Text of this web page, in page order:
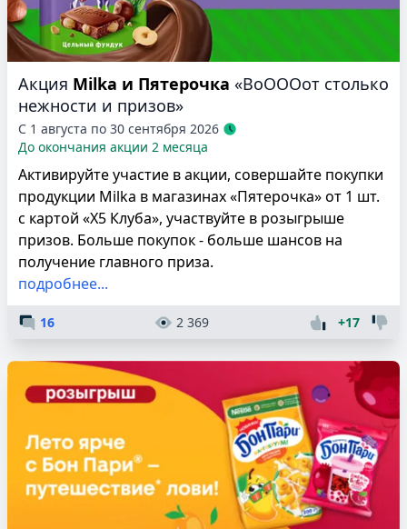
Акция Milka и Пятерочка «ВоОООот столько
нежности и призов»
С 1 августа по 30 сентября 2026
До окончания акции 2 месяца
Активируйте участие в акции, совершайте покупки
продукции Milka в магазинах «Пятерочка» от 1 шт.
с картой «Х5 Клуба», участвуйте в розыгрыше
призов. Больше покупок - больше шансов на
получение главного приза.
подробнее...
16 2 369 +17